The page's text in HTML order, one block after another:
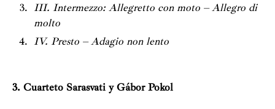
III. Intermezzo: Allegretto con moto – Allegro di
molto
IV. Presto – Adagio non lento
3. Cuarteto Sarasvati y Gábor Pokol